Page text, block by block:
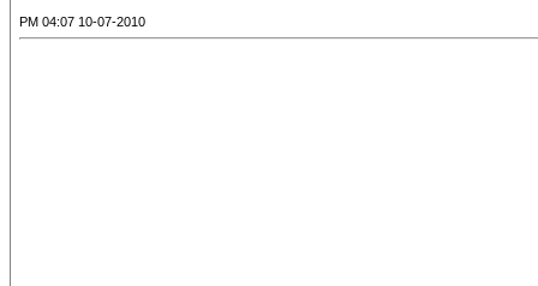
10-07-2010 04:07 PM